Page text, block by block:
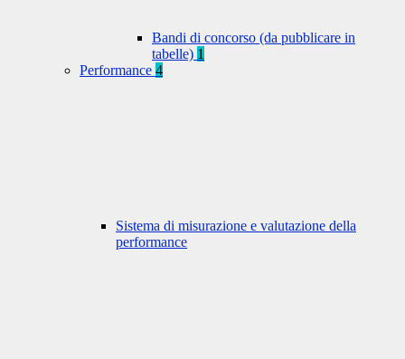
Bandi di concorso (da pubblicare in
tabelle) 1
Performance 4
Sistema di misurazione e valutazione della
performance